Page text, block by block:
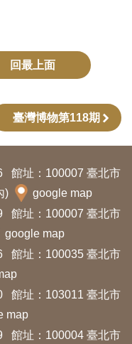
回最上面
臺灣博物第118期
館址：100007 臺北市
)
google map
館址：100007 臺北市
google map
館址：100035 臺北市
館址：103011 臺北市
map
館址：100004 臺北市